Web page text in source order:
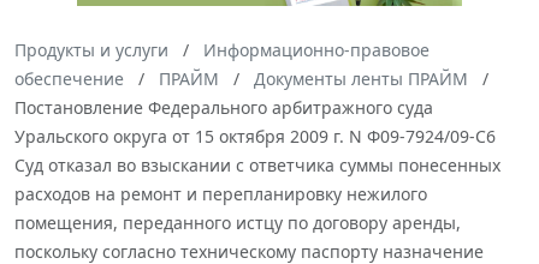
Продукты и услуги
Информационно-правовое
обеспечение
ПРАЙМ
Документы ленты ПРАЙМ
Постановление Федерального арбитражного суда
Уральского округа от 15 октября 2009 г. N Ф09-7924/09-С6
Суд отказал во взыскании с ответчика суммы понесенных
расходов на ремонт и перепланировку нежилого
помещения, переданного истцу по договору аренды,
поскольку согласно техническому паспорту назначение